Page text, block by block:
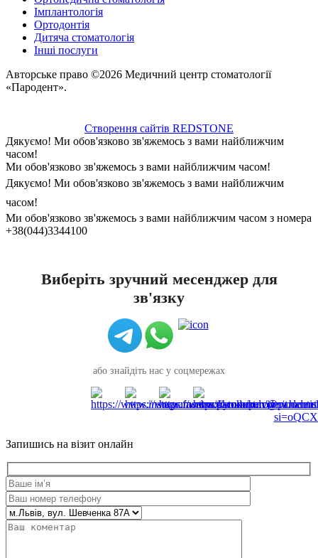
Імплантологія
Ортодонтія
Дитяча стоматологія
Інші послуги
Авторське право ©2026 Медичний центр стоматології
«Пародент».
Створення сайтів REDSTONE
Дякуємо! Ми обов'язково зв'яжемось з вами найближчим
часом!
Ми обов'язково зв'яжемось з вами найближчим часом!
Дякуємо! Ми обов'язково зв'яжемось з вами найближчим
часом!
Ми обов'язково зв'яжемось з вами найближчим часом з номера
+38(044)3344100
Виберіть зручний месенджер для
зв'язку
або знайдіть нас у соцмережах
Запишись на візит онлайн